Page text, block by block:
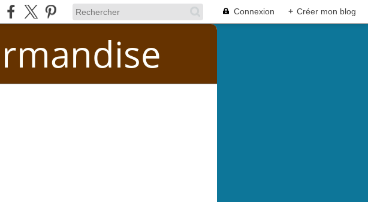
Connexion + Créer mon blog